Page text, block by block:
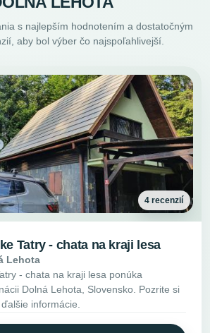
s najlepším hodnotením a dostatočným
aby bol výber čo najspoľahlivejší.
4 recenzií
Tatry - chata na kraji lesa
Lehota
- chata na kraji lesa ponúka
Dolná Lehota, Slovensko. Pozrite si
informácie.